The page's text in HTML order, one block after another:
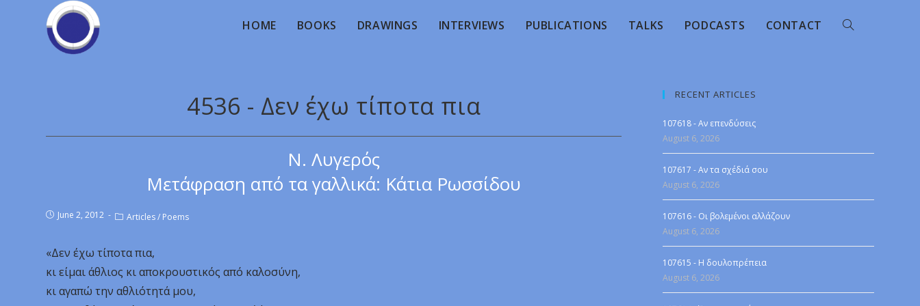
HOME BOOKS DRAWINGS INTERVIEWS PUBLICATIONS TALKS PODCASTS CONTACT
4536 - Δεν έχω τίποτα πια
Ν. Λυγερός
Μετάφραση από τα γαλλικά: Κάτια Ρωσσίδου
June 2, 2012 Articles/ Poems
«Δεν έχω τίποτα πια,
κι είμαι άθλιος κι αποκρουστικός από καλοσύνη,
κι αγαπώ την αθλιότητά μου,
RECENT ARTICLES
107618 - Αν επενδύσεις
August 6, 2026
107617 - Αν τα σχέδιά σου
August 6, 2026
107616 - Οι βολεμένοι αλλάζουν
August 6, 2026
107615 - Η δουλοπρέπεια
August 6, 2026